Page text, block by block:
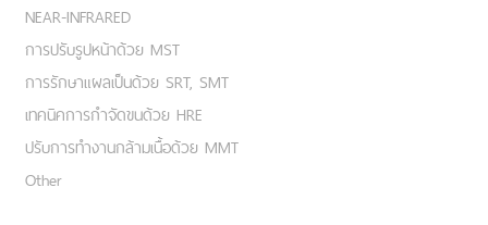
NEAR-INFRARED
การปรับรูปหน้าด้วย MST
การรักษาแผลเป็นด้วย SRT, SMT
เทคนิคการกำจัดขนด้วย HRE
ปรับการทำงานกล้ามเนื้อด้วย MMT
Other